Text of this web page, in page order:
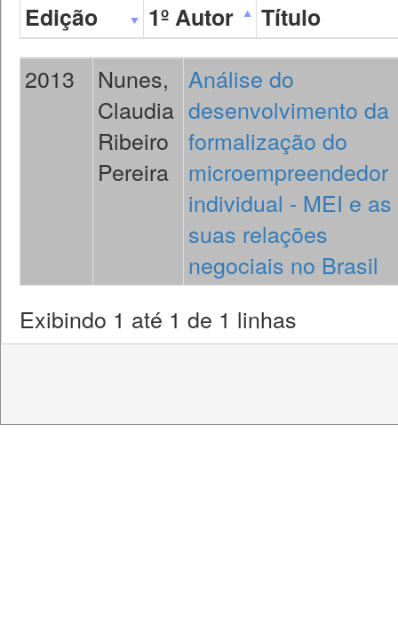
Edição 1º Autor
Título
2013
Nunes,
Claudia
Ribeiro
Pereira
Análise do
desenvolvimento da
formalização do
microempreendedor
individual - MEI e as
suas relações
negociais no Brasil
Exibindo 1 até 1 de 1 linhas